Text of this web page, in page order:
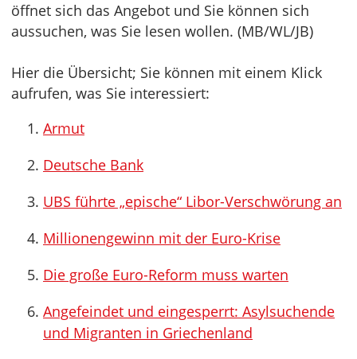
öffnet sich das Angebot und Sie können sich
aussuchen, was Sie lesen wollen. (MB/WL/JB)
Hier die Übersicht; Sie können mit einem Klick
aufrufen, was Sie interessiert:
Armut
Deutsche Bank
UBS führte „epische“ Libor-Verschwörung an
Millionengewinn mit der Euro-Krise
Die große Euro-Reform muss warten
Angefeindet und eingesperrt: Asylsuchende
und Migranten in Griechenland